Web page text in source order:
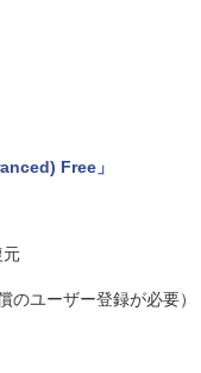
Free」
元
のユーザー登録が必要）